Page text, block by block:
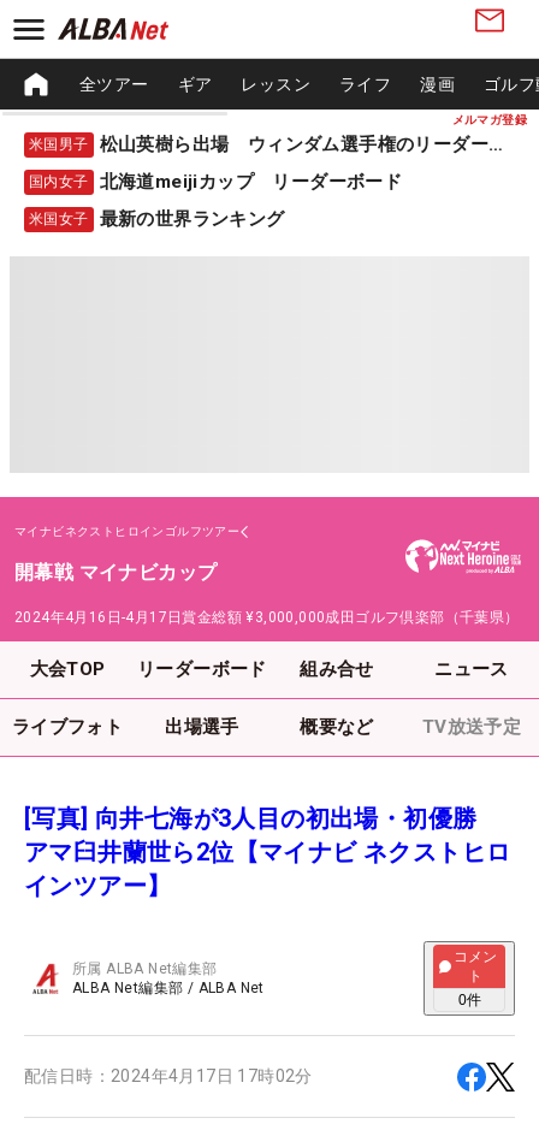
メルマガ登録
全ツアー ギア レッスン ライフ 漫画 ゴル
米国男子 松山英樹ら出場 ウィンダム選手権のリーダーボード
国内女子 北海道meijiカップ リーダーボード
米国女子 最新の世界ランキング
マイナビネクストヒロインゴルフツアー
開幕戦 マイナビカップ
2024年4月16日-4月17日賞金総額 ¥3,000,000成田ゴルフ倶楽部（千葉県）
大会TOP リーダーボード 組み合せ ニュース
ライブフォト 出場選手 概要など TV放送予定
[写真] 向井七海が3人目の初出場・初優勝
アマ臼井蘭世ら2位【マイナビ ネクストヒロ
インツアー】
所属ALBA Net編集部
ALBA Net編集部 / ALBA Net
コメン
ト
0件
配信日時： 2024年4月17日 17時02分